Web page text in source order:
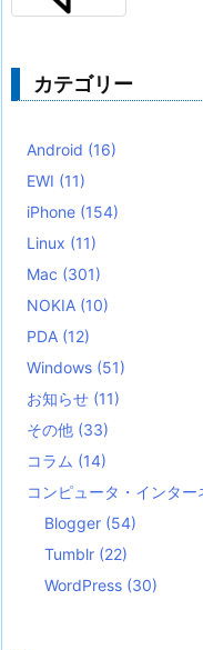
カテゴリー
Android (16)
EWI (11)
iPhone (154)
Linux (11)
Mac (301)
NOKIA (10)
PDA (12)
Windows (51)
お知らせ (11)
その他 (33)
コラム (14)
コンピュータ・インター
Blogger (54)
Tumblr (22)
WordPress (30)